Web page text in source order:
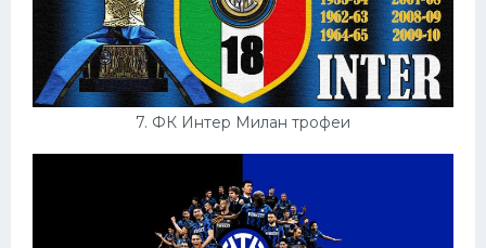
7. ФК Интер Милан трофеи